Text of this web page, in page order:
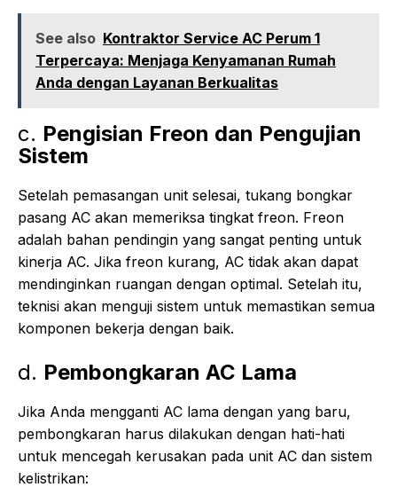
See also Kontraktor Service AC Perum 1
Terpercaya: Menjaga Kenyamanan Rumah
Anda dengan Layanan Berkualitas
c. Pengisian Freon dan Pengujian
Sistem
Setelah pemasangan unit selesai, tukang bongkar
pasang AC akan memeriksa tingkat freon. Freon
adalah bahan pendingin yang sangat penting untuk
kinerja AC. Jika freon kurang, AC tidak akan dapat
mendinginkan ruangan dengan optimal. Setelah itu,
teknisi akan menguji sistem untuk memastikan semua
komponen bekerja dengan baik.
d. Pembongkaran AC Lama
Jika Anda mengganti AC lama dengan yang baru,
pembongkaran harus dilakukan dengan hati-hati
untuk mencegah kerusakan pada unit AC dan sistem
kelistrikan: